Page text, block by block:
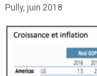
Pully, juin 2018